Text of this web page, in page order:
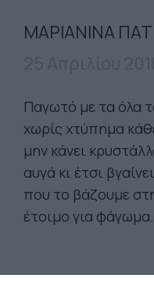
ΜΑΡΙΑΝΙΝΑ
Παγωτό με τα όλα
χωρίς χτύπημα
μην κάνει
αυγά κι έτσι
που το βάζουμε
έτοιμο για φάγωμα.